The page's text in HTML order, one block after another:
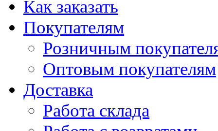
Как заказать
Покупателям
Розничным
Оптовым покупателям
Доставка
Работа склада